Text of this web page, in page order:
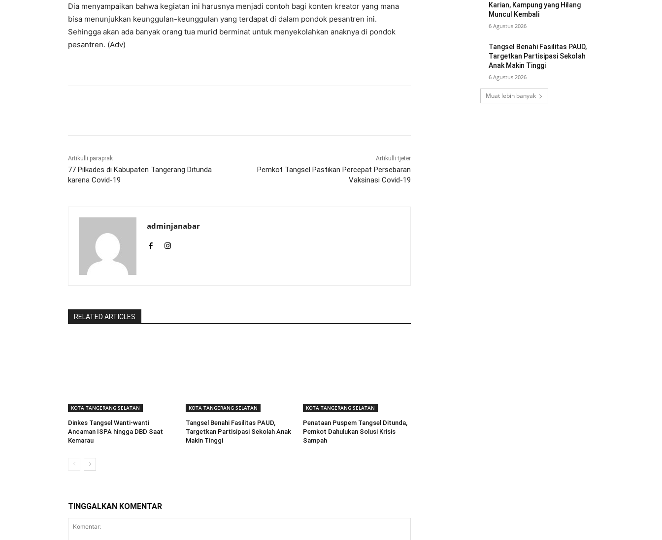
Dia menyampaikan bahwa kegiatan ini harusnya menjadi contoh bagi konten kreator yang mana
bisa menunjukkan keunggulan-keunggulan yang terdapat di dalam pondok pesantren ini.
Sehingga akan ada banyak orang tua murid berminat untuk menyekolahkan anaknya di pondok
pesantren. (Adv)
Artikulli paraprak
77 Pilkades di Kabupaten Tangerang Ditunda
karena Covid-19
Artikulli tjetër
Pemkot Tangsel Pastikan Percepat Persebaran
Vaksinasi Covid-19
adminjanabar
RELATED ARTICLES
KOTA TANGERANG SELATAN
Dinkes Tangsel Wanti-wanti
Ancaman ISPA hingga DBD Saat
Kemarau
KOTA TANGERANG SELATAN
Tangsel Benahi Fasilitas PAUD,
Targetkan Partisipasi Sekolah Anak
Makin Tinggi
KOTA TANGERANG SELATAN
Penataan Puspem Tangsel Ditunda,
Pemkot Dahulukan Solusi Krisis
Sampah
TINGGALKAN KOMENTAR
Karian, Kampung yang Hilang
Muncul Kembali
6 Agustus 2026
Tangsel Benahi Fasilitas PAUD,
Targetkan Partisipasi Sekolah
Anak Makin Tinggi
6 Agustus 2026
Muat lebih banyak